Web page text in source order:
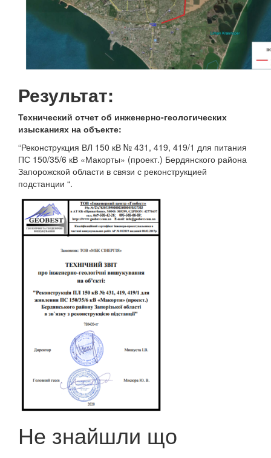
Результат:
Технический отчет об инженерно-геологических
изысканиях на объекте:
“Реконструкция ВЛ 150 кВ № 431, 419, 419/1 для питания
ПС 150/35/6 кВ «Макорты» (проект.) Бердянского района
Запорожской области в связи с реконструкцией
подстанции “.
Не знайшли що